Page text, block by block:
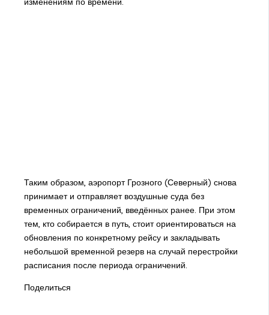
Таким образом, аэропорт Грозного (Северный) снова
принимает и отправляет воздушные суда без
временных ограничений, введённых ранее. При этом
тем, кто собирается в путь, стоит ориентироваться на
обновления по конкретному рейсу и закладывать
небольшой временной резерв на случай перестройки
расписания после периода ограничений.
Поделиться